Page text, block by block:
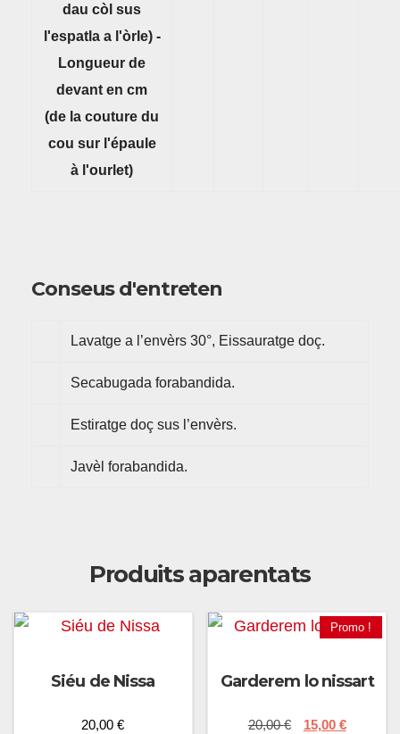
dau còl sus
l'espatla a l'òrle) -
Longueur de
devant en cm
(de la couture du
cou sur l'épaule
à l'ourlet)
Conseus d'entreten
Lavatge a l’envèrs 30°, Eissauratge doç.
Secabugada forabandida.
Estiratge doç sus l’envèrs.
Javèl forabandida.
Produits aparentats
Siéu de Nissa
20,00€
Promo !
Garderem lo nissart
20,00€ Original
15,00 €Current